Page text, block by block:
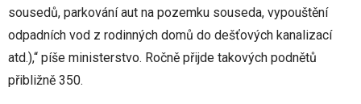
sousedů, parkování aut na pozemku souseda, vypouštění
odpadních vod z rodinných domů do dešťových kanalizací
atd.),“ píše ministerstvo. Ročně přijde takových podnětů
přibližně 350.